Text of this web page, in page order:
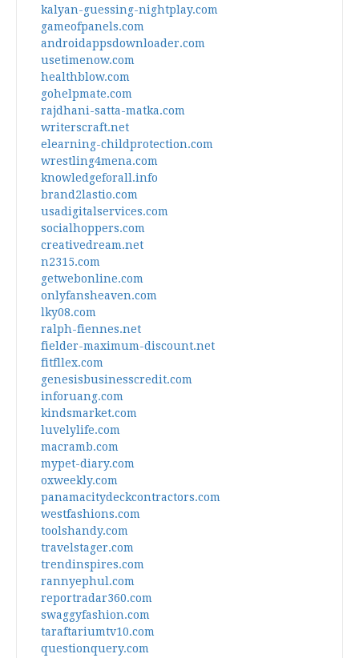
kalyan-guessing-nightplay.com
gameofpanels.com
androidappsdownloader.com
usetimenow.com
healthblow.com
gohelpmate.com
rajdhani-satta-matka.com
writerscraft.net
elearning-childprotection.com
wrestling4mena.com
knowledgeforall.info
brand2lastio.com
usadigitalservices.com
socialhoppers.com
creativedream.net
n2315.com
getwebonline.com
onlyfansheaven.com
lky08.com
ralph-fiennes.net
fielder-maximum-discount.net
fitfllex.com
genesisbusinesscredit.com
inforuang.com
kindsmarket.com
luvelylife.com
macramb.com
mypet-diary.com
oxweekly.com
panamacitydeckcontractors.com
westfashions.com
toolshandy.com
travelstager.com
trendinspires.com
rannyephul.com
reportradar360.com
swaggyfashion.com
taraftariumtv10.com
questionquery.com